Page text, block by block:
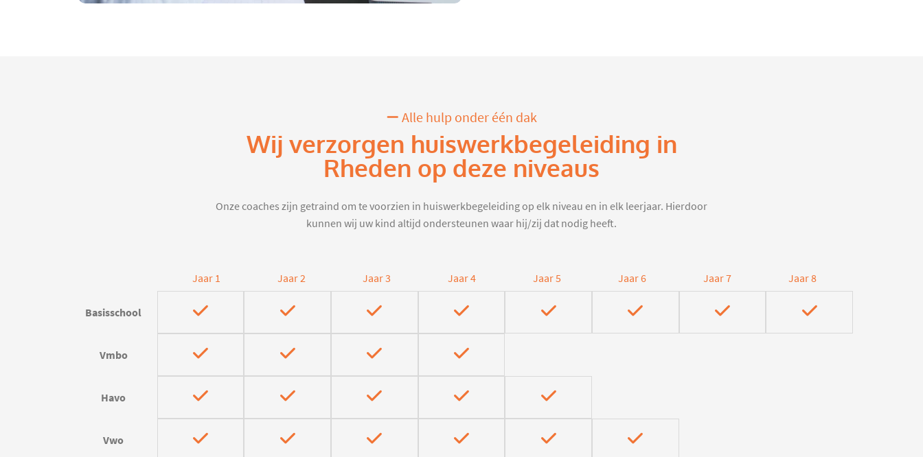
Alle hulp onder één dak
Wij verzorgen huiswerkbegeleiding in
Rheden op deze niveaus
Onze coaches zijn getraind om te voorzien in huiswerkbegeleiding op elk niveau en in elk leerjaar. Hierdoor
kunnen wij uw kind altijd ondersteunen waar hij/zij dat nodig heeft.
Jaar 1 Jaar 2 Jaar 3 Jaar 4 Jaar 5 Jaar 6 Jaar 7 Jaar 8
Basisschool
Vmbo
Havo
Vwo